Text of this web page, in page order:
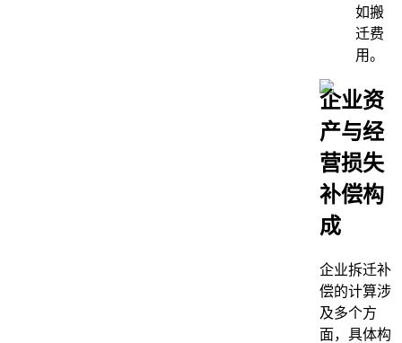
如搬
迁费
用。
企业资
产与经
营损失
补偿构
成
企业拆迁补
偿的计算涉
及多个方
面，具体构